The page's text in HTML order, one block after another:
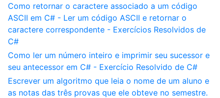
Como retornar o caractere associado a um código
ASCII em C# - Ler um código ASCII e retornar o
caractere correspondente - Exercícios Resolvidos de
C#
Como ler um número inteiro e imprimir seu sucessor e
seu antecessor em C# - Exercício Resolvido de C#
Escrever um algoritmo que leia o nome de um aluno e
as notas das três provas que ele obteve no semestre.